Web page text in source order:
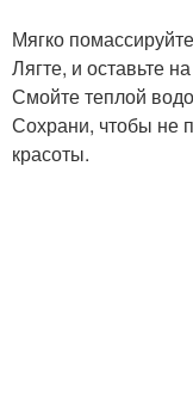
Мягко
Лягте, и оставьте
Смойте теплой
Сохрани, чтобы не
красоты.